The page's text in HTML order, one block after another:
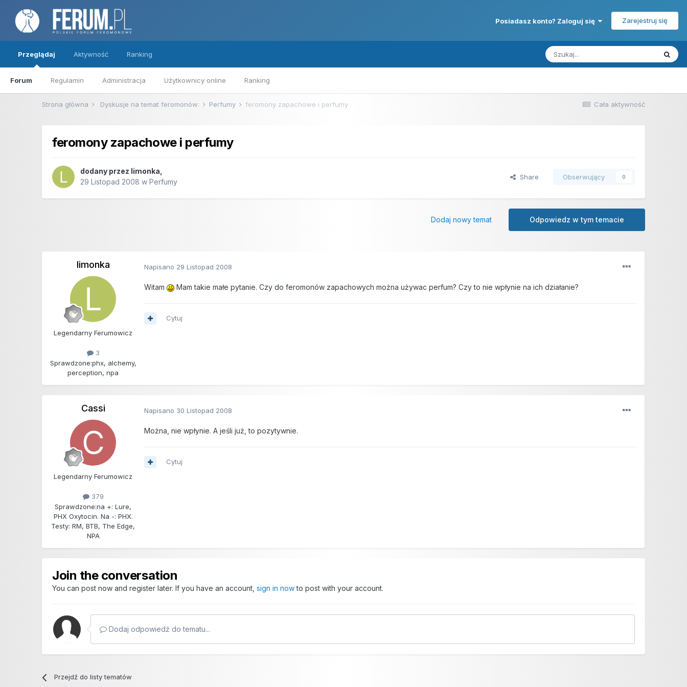
Posiadasz konto? Zaloguj się Zarejestruj się
Przeglądaj
Forum Regulamin Administracja Użytkownicy online Ranking
Aktywność Ranking
Cała aktywność
Strona główna Dyskusje na temat feromonów: Perfumy feromony zapachowe i perfumy
feromony zapachowe i perfumy
dodany przez limonka
29 Listopad 2008 wPerfumy
Share Obserwujący 0
Odpowiedz w tym temacie
Dodaj nowy temat
limonka
Legendarny Ferumowicz
3
Sprawdzone:phx, alchemy,
perception, npa
Napisano 29 Listopad 2008
Witam Mam takie małe pytanie. Czy do feromonów zapachowych można używac perfum? Czy to nie wpłynie na ich działanie?
Cytuj
Cassi
Legendarny Ferumowicz
379
Sprawdzone:na +: Lure,
PHX Oxytocin. Na -: PHX.
Testy: RM, BTB, The Edge,
NPA
Napisano 30 Listopad 2008
Można, nie wpłynie. A jeśli już, to pozytywnie.
Cytuj
Join the conversation
You can post now and register later. If you have an account,sign in nowto post with your account.
Dodaj odpowiedź do tematu...
Przejdź do listy tematów